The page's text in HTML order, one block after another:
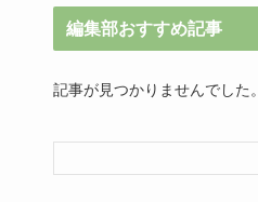
編集部おすすめ記事
記事が見つかりませんでした。